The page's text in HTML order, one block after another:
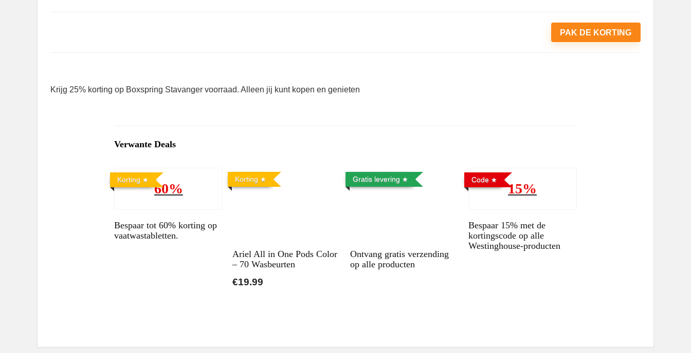
PAK DE KORTING
Krijg 25% korting op Boxspring Stavanger voorraad. Alleen jij kunt kopen en genieten
Verwante Deals
Korting
60%
Bespaar tot 60% korting op
vaatwastabletten.
Korting
Ariel All in One Pods Color
– 70 Wasbeurten
€19.99
Gratis levering
Ontvang gratis verzending
op alle producten
Code
15%
Bespaar 15% met de
kortingscode op alle
Westinghouse-producten